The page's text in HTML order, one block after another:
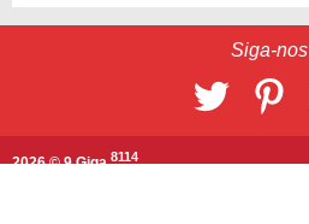
Siga-nos
2026 © 9 Giga8114